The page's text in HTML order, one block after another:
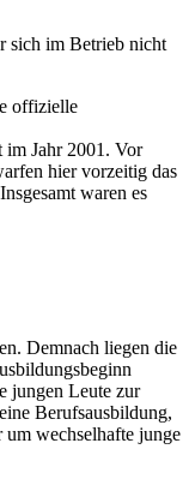
sich im Betrieb nicht
offizielle
im Jahr 2001. Vor
hier vorzeitig das
waren es
Demnach liegen die
jungen Leute zur
Berufsausbildung,
wechselhafte junge